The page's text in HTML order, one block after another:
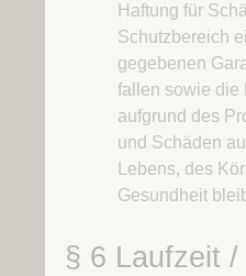
Haftung für
Schutzbereich
gegebenen
fallen sowie die
aufgrund des
und Schäden
Lebens, des
Gesundheit
§ 6 Laufzeit